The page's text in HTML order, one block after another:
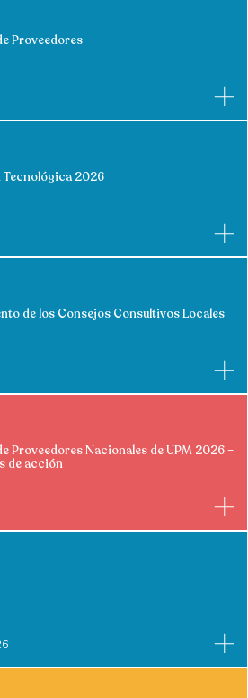
Proveedores
Tecnológica 2026
de los Consejos Consultivos Locales
Proveedores Nacionales de UPM 2026 –
de acción